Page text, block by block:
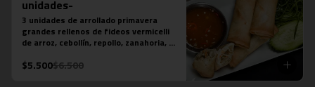
unidades-
3 unidades de arrollado primavera
grandes rellenos de fideos vermicelli
de arroz, cebollín, repollo, zanahoria,
salsa chilli dulce
$5.500$6.500